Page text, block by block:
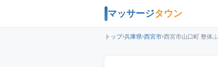
マッサージタウン
トップ›兵庫県›西宮市›西宮市山口町 整体